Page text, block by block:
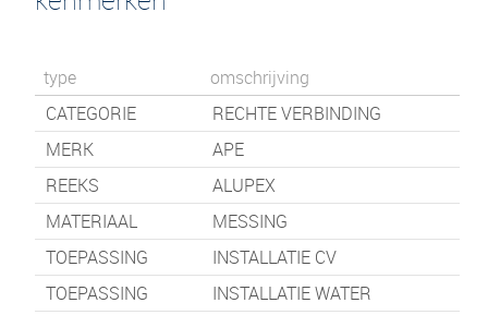
type
omschrijving
CATEGORIE
RECHTE VERBINDING
MERK
APE
REEKS
ALUPEX
MATERIAAL
MESSING
TOEPASSING
INSTALLATIE CV
TOEPASSING
INSTALLATIE WATER